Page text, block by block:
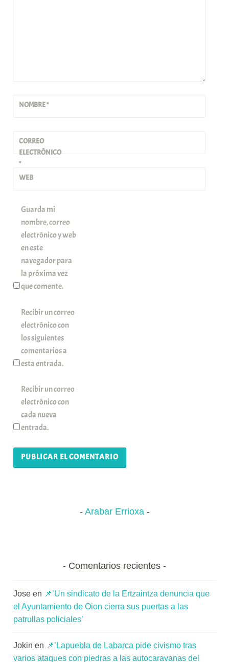
NOMBRE*
CORREO
ELECTRÓNICO
*
WEB
Guarda mi
nombre, correo
electrónico y web
en este
navegador para
la próxima vez
que comente.
Recibir un correo
electrónico con
los siguientes
comentarios a
esta entrada.
Recibir un correo
electrónico con
cada nueva
entrada.
Arabar Errioxa
Comentarios recientes
Jose en 📌’Un sindicato de la Ertzaintza denuncia que
el Ayuntamiento de Oion cierra sus puertas a las
patrullas policiales’
Jokin en 📌’Lapuebla de Labarca pide civismo tras
varios ataques con piedras a las autocaravanas del